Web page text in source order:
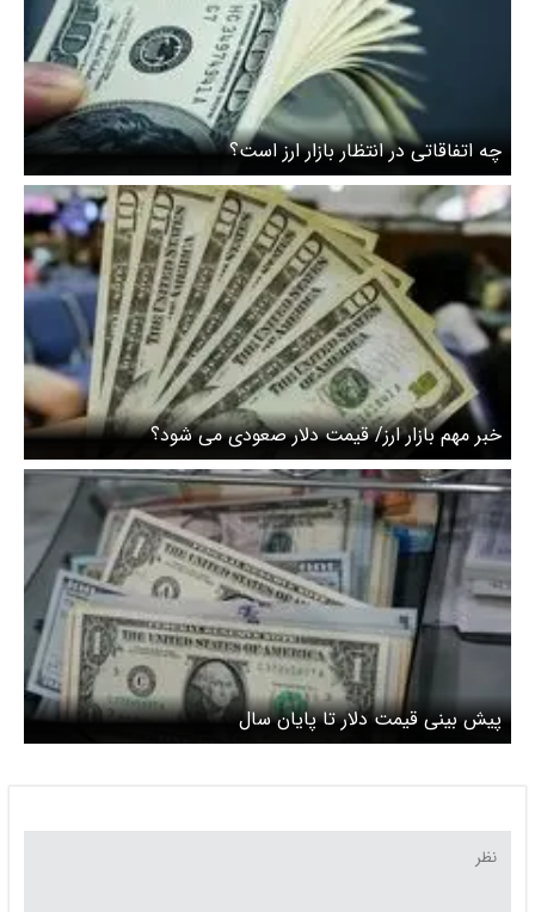
چه اتفاقاتی در انتظار بازار ارز است؟
خبر مهم بازار ارز/ قیمت دلار صعودی می شود؟
پیش بینی قیمت دلار تا پایان سال